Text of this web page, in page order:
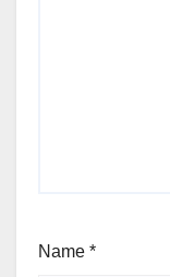
Name *